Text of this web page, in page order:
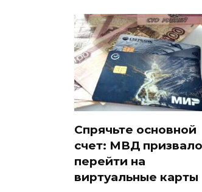
Спрячьте основной
счет: МВД призвало
перейти на
виртуальные карты